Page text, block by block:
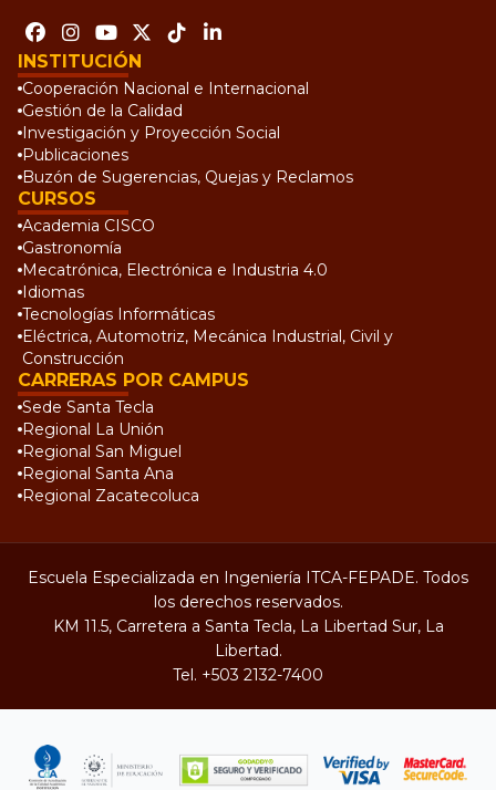
INSTITUCIÓN
Cooperación Nacional e Internacional
Gestión de la Calidad
Investigación y Proyección Social
Publicaciones
Buzón de Sugerencias, Quejas y Reclamos
CURSOS
Academia CISCO
Gastronomía
Mecatrónica, Electrónica e Industria 4.0
Idiomas
Tecnologías Informáticas
Eléctrica, Automotriz, Mecánica Industrial, Civil y
Construcción
CARRERAS POR CAMPUS
Sede Santa Tecla
Regional La Unión
Regional San Miguel
Regional Santa Ana
Regional Zacatecoluca
Escuela Especializada en Ingeniería ITCA-FEPADE. Todos
los derechos reservados.
KM 11.5, Carretera a Santa Tecla, La Libertad Sur, La
Libertad.
Tel. +503 2132-7400